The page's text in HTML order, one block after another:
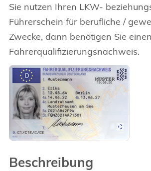
Sie nutzen Ihren LKW-
Führerschein für berufliche /
Zwecke, dann benötigen Sie einen
Fahrerqualifizierungsnachweis.
Beschreibung